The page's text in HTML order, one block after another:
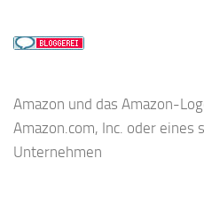
Amazon und das Amazon-
Amazon.com, Inc. oder eines
Unternehmen